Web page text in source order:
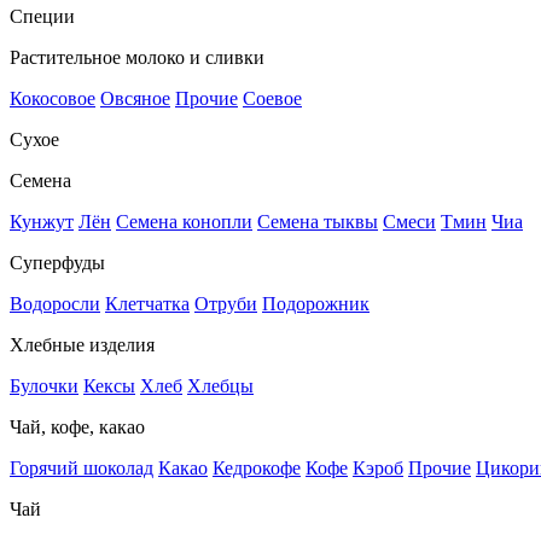
Специи
Растительное молоко и сливки
Кокосовое Овсяное Прочие Соевое
Сухое
Семена
Кунжут Лён Семена конопли Семена тыквы Смеси Тмин Чиа
Суперфуды
Водоросли Клетчатка Отруби Подорожник
Хлебные изделия
Булочки Кексы Хлеб Хлебцы
Чай, кофе, какао
Горячий шоколад Какао Кедрокофе Кофе Кэроб Прочие
Чай